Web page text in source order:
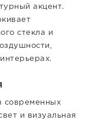
акцент.
стекла и
современных
и визуальная